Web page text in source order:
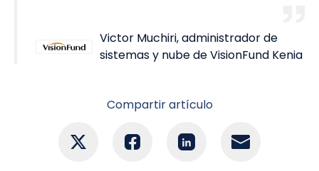
Victor Muchiri, administrador de
sistemas y nube de VisionFund Kenia
Compartir artículo